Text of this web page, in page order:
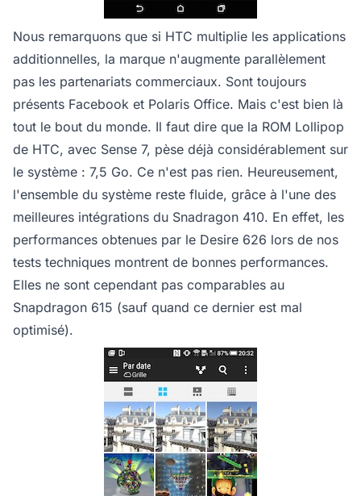
Nous remarquons que si HTC multiplie les applications
additionnelles, la marque n'augmente parallèlement
pas les partenariats commerciaux. Sont toujours
présents Facebook et Polaris Office. Mais c'est bien là
tout le bout du monde. Il faut dire que la ROM Lollipop
de HTC, avec Sense 7, pèse déjà considérablement sur
le système : 7,5 Go. Ce n'est pas rien. Heureusement,
l'ensemble du système reste fluide, grâce à l'une des
meilleures intégrations du Snadragon 410. En effet, les
performances obtenues par le Desire 626 lors de nos
tests techniques montrent de bonnes performances.
Elles ne sont cependant pas comparables au
Snapdragon 615 (sauf quand ce dernier est mal
optimisé).